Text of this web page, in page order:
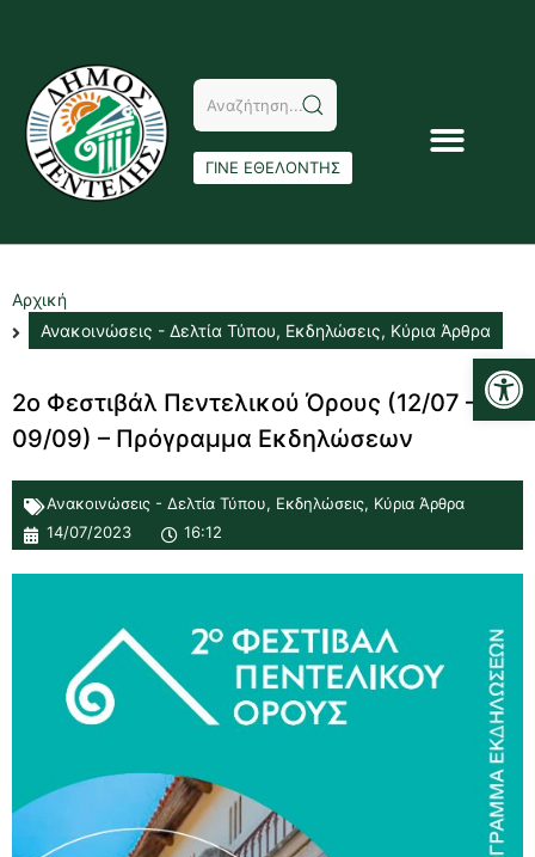
ΓΙΝΕ ΕΘΕΛΟΝΤΗΣ
Αρχική
Ανακοινώσεις - Δελτία Τύπου, Εκδηλώσεις, Κύρια Άρθρα
2ο Φεστιβάλ Πεντελικού Όρους (12/07 –
09/09) – Πρόγραμμα Εκδηλώσεων
Ανακοινώσεις - Δελτία Τύπου, Εκδηλώσεις, Κύρια Άρθρα
14/07/2023
16:12